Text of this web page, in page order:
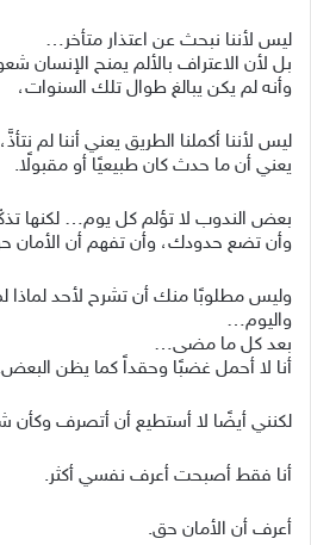
ليس لأننا نبحث عن اعتذار متأخر…
بل لأن الاعتراف بالألم يمنح الإنسان
وأنه لم يكن يبالغ طوال تلك السنوات،
ليس لأننا أكملنا الطريق يعني أننا لم
يعني أن ما حدث كان طبيعيًا أو مقبولًا.
بعض الندوب لا تؤلم كل يوم… لكنها
وأن تضع حدودك، وأن تفهم أن الأمان
وليس مطلوبًا منك أن تشرح لأحد لماذا
واليوم…
بعد كل ما مضى…
أنا لا أحمل غضبًا وحقداً كما يظن
لكنني أيضًا لا أستطيع أن أتصرف وكأن
أنا فقط أصبحت أعرف نفسي أكثر.
أعرف أن الأمان حق.